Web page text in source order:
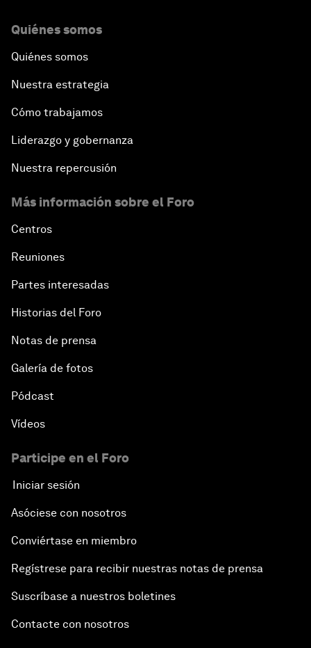
Quiénes somos
Quiénes somos
Nuestra estrategia
Cómo trabajamos
Liderazgo y gobernanza
Nuestra repercusión
Más información sobre el Foro
Centros
Reuniones
Partes interesadas
Historias del Foro
Notas de prensa
Galería de fotos
Pódcast
Vídeos
Participe en el Foro
Iniciar sesión
Asóciese con nosotros
Conviértase en miembro
Regístrese para recibir nuestras notas de prensa
Suscríbase a nuestros boletines
Contacte con nosotros